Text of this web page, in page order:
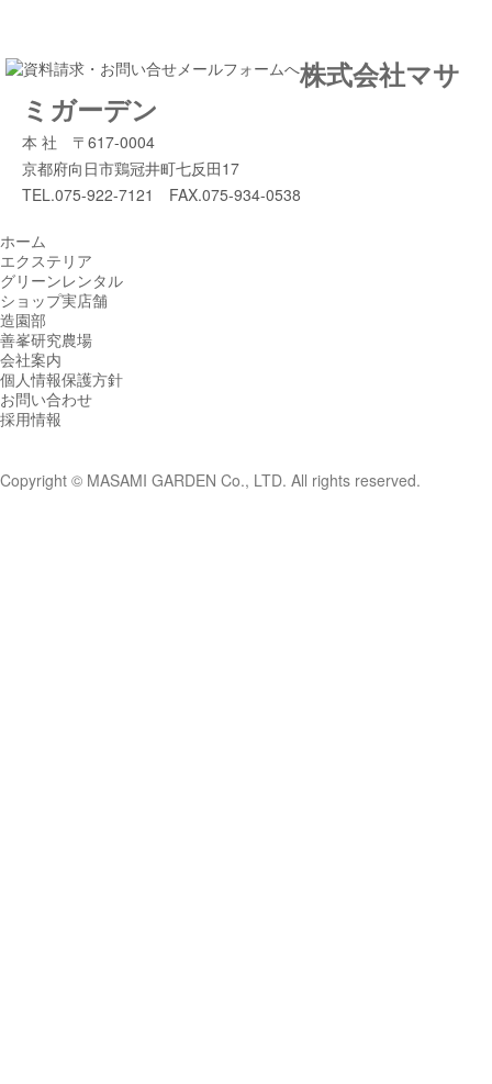
株式会社マサ
ミガーデン
本 社 〒617-0004
京都府向日市鶏冠井町七反田17
TEL.075-922-7121 FAX.075-934-0538
ホーム
エクステリア
グリーンレンタル
ショップ実店舗
造園部
善峯研究農場
会社案内
個人情報保護方針
お問い合わせ
採用情報
Copyright © MASAMI GARDEN Co., LTD. All rights reserved.